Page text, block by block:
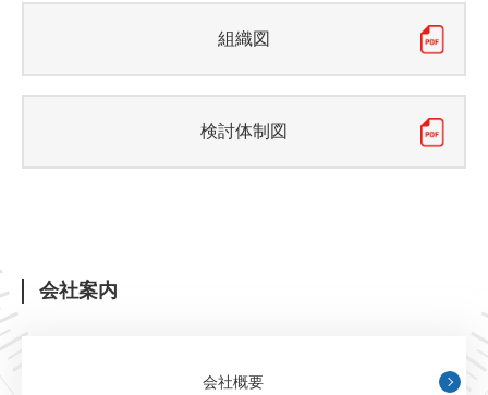
組織図
検討体制図
会社案内
会社概要